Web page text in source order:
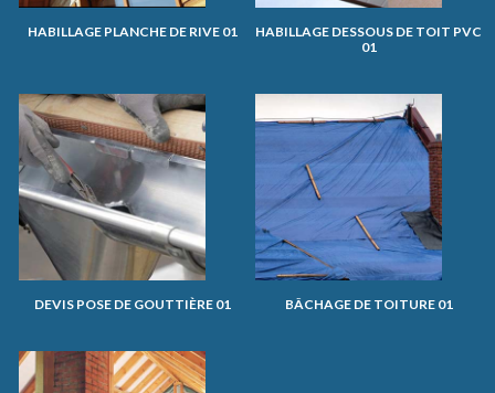
HABILLAGE PLANCHE DE RIVE 01
HABILLAGE DESSOUS DE TOIT PVC
01
DEVIS POSE DE GOUTTIÈRE 01 BÂCHAGE DE TOITURE 01